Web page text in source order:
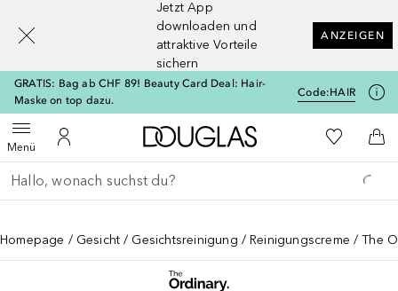
Jetzt App
downloaden und
attraktive Vorteile
sichern
ANZEIGEN
GRATIS: Bag ab CHF 89! Beauty Card Deal: Hair-
Maske on top dazu.
Code:HAIR
MenüMenü öffnenZu Meinem Kundenkonto
Zur Douglas Startseite
Zu Meiner
Gehe zurück
Suche ausführen
Homepage Gesicht Gesichtsreinigung Reinigungscreme The
[navigation.slideout.screenreader]